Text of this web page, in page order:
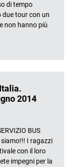
di tempo
tour con un
non hanno più
2014
BUS
siamo!!! I ragazzi
con il loro
impegni per la